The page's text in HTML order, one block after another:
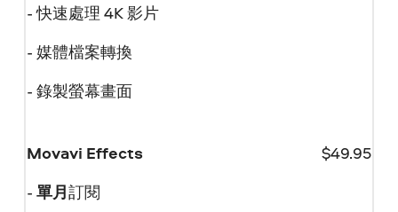
- 快速處理 4K 影片
- 媒體檔案轉換
- 錄製螢幕畫面
Movavi Effects $49.95
- 單月訂閱